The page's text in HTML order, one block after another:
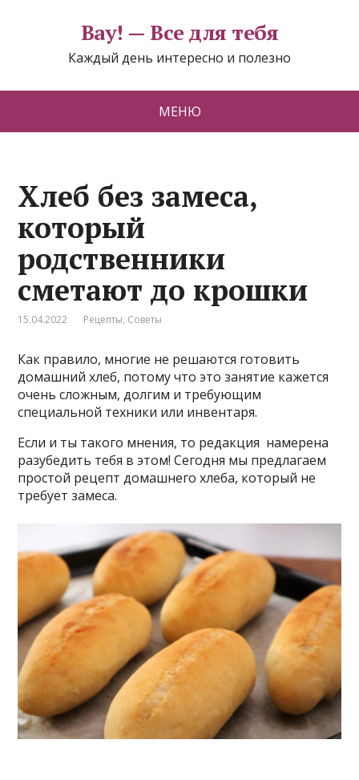
Вау! — Все для тебя
Каждый день интересно и полезно
МЕНЮ
Хлеб без замеса,
который
родственники
сметают до крошки
15.04.2022 Рецепты, Советы
Как правило, многие не решаются готовить
домашний хлеб, потому что это занятие кажется
очень сложным, долгим и требующим
специальной техники или инвентаря.
Если и ты такого мнения, то редакция намерена
разубедить тебя в этом! Сегодня мы предлагаем
простой рецепт домашнего хлеба, который не
требует замеса.